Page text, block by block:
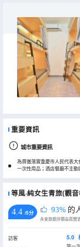
重要資訊
城市重要資訊
為貫徹落實重慶市人民代表
一次性用品；酒店餐廳不主動
等風·純女生青旅(觀
4.4 /5分 93% 的
訪客
5.0